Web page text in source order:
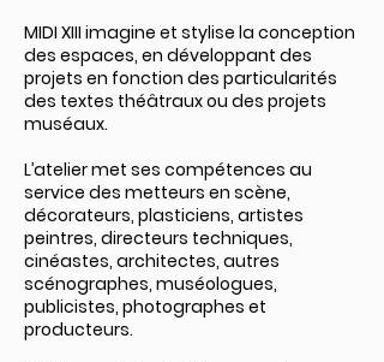
MIDI XIII imagine et stylise la conception
des espaces, en développant des
projets en fonction des particularités
des textes théâtraux ou des projets
muséaux.
L’atelier met ses compétences au
service des metteurs en scène,
décorateurs, plasticiens, artistes
peintres, directeurs techniques,
cinéastes, architectes, autres
scénographes, muséologues,
publicistes, photographes et
producteurs.